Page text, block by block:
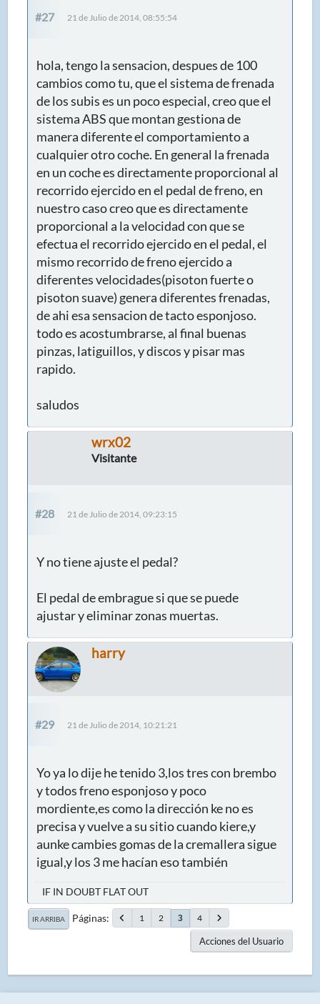
#27 21 de Julio de 2014, 08:55:54
hola, tengo la sensacion, despues de 100
cambios como tu, que el sistema de frenada
de los subis es un poco especial, creo que el
sistema ABS que montan gestiona de
manera diferente el comportamiento a
cualquier otro coche. En general la frenada
en un coche es directamente proporcional al
recorrido ejercido en el pedal de freno, en
nuestro caso creo que es directamente
proporcional a la velocidad con que se
efectua el recorrido ejercido en el pedal, el
mismo recorrido de freno ejercido a
diferentes velocidades(pisoton fuerte o
pisoton suave) genera diferentes frenadas,
de ahi esa sensacion de tacto esponjoso.
todo es acostumbrarse, al final buenas
pinzas, latiguillos, y discos y pisar mas
rapido.
saludos
wrx02
Visitante
#28 21 de Julio de 2014, 09:23:15
Y no tiene ajuste el pedal?
El pedal de embrague si que se puede
ajustar y eliminar zonas muertas.
harry
#29 21 de Julio de 2014, 10:21:21
Yo ya lo dije he tenido 3,los tres con brembo
y todos freno esponjoso y poco
mordiente,es como la dirección ke no es
precisa y vuelve a su sitio cuando kiere,y
aunke cambies gomas de la cremallera sigue
igual,y los 3 me hacían eso también
IF IN DOUBT FLAT OUT
IR ARRIBA Páginas 1 2 3 4
Acciones del Usuario